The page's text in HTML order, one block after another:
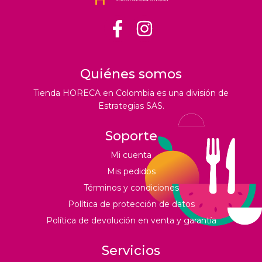
Quiénes somos
Tienda HORECA en Colombia es una división de
Estrategias SAS.
Soporte
Mi cuenta
Mis pedidos
Términos y condiciones
Política de protección de datos
Política de devolución en venta y garantía
Servicios